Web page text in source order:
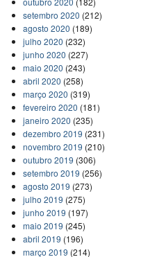
setembro 2020 (212)
agosto 2020 (189)
julho 2020 (232)
junho 2020 (227)
maio 2020 (243)
abril 2020 (258)
março 2020 (319)
fevereiro 2020 (181)
janeiro 2020 (235)
dezembro 2019 (231)
novembro 2019 (210)
outubro 2019 (306)
setembro 2019 (256)
agosto 2019 (273)
julho 2019 (275)
junho 2019 (197)
maio 2019 (245)
abril 2019 (196)
março 2019 (214)